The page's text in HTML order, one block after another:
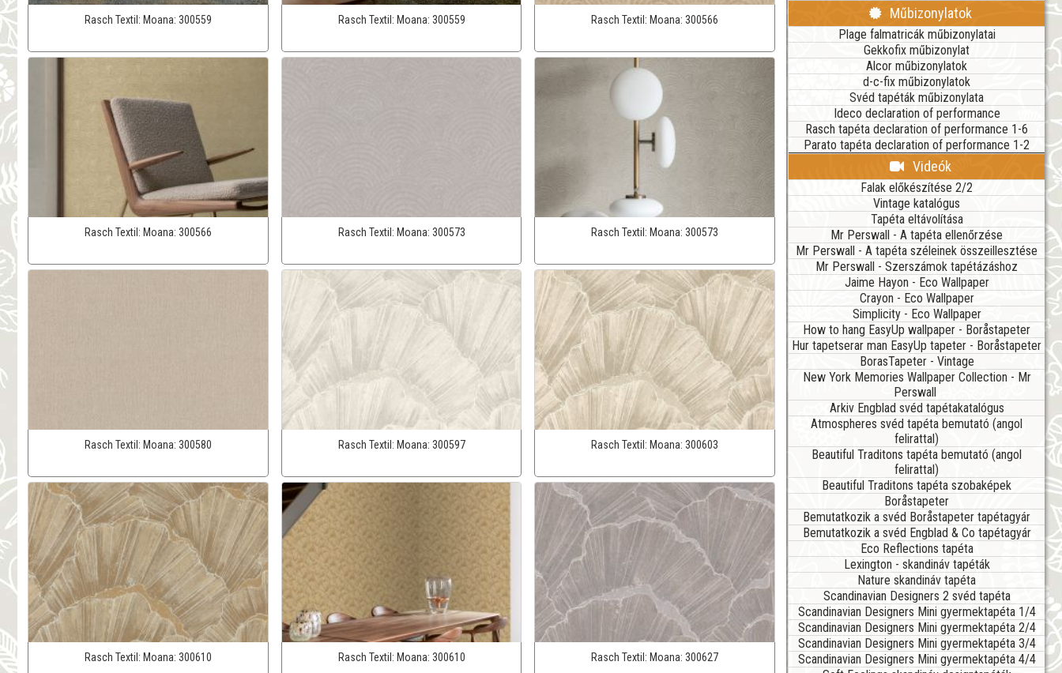
Rasch Textil: Moana: 300559 Rasch Textil: Moana: 300559 Rasch Textil: Moana:300566
Rasch Textil: Moana: 300566 Rasch Textil: Moana: 300573 Rasch Textil: Moana:300573
Rasch Textil: Moana: 300580 Rasch Textil: Moana: 300597 Rasch Textil: Moana:300603
Rasch Textil: Moana: 300610 Rasch Textil: Moana: 300610 Rasch Textil: Moana:300627
Műbizonylatok
Plage falmatricák műbizonylatai
Gekkofix műbizonylat
Alcor műbizonylatok
d-c-fix műbizonylatok
Svéd tapéták műbizonylata
Ideco declaration of performance
Rasch tapéta declaration of performance 1-6
Parato tapéta declaration of performance 1-2
Videók
Falak előkészítése 2/2
Vintage katalógus
Tapéta eltávolítása
Mr Perswall - A tapéta ellenőrzése
Mr Perswall - A tapéta széleinek összeillesztése
Mr Perswall - Szerszámok tapétázáshoz
Jaime Hayon - Eco Wallpaper
Crayon - Eco Wallpaper
Simplicity - Eco Wallpaper
How to hang EasyUp wallpaper - Boråstapeter
Hur tapetserar man EasyUp tapeter - Boråstapeter
BorasTapeter - Vintage
New York Memories Wallpaper Collection - Mr
Perswall
Arkiv Engblad svéd tapétakatalógus
Atmospheres svéd tapéta bemutató (angol
felirattal)
Beautiful Traditons tapéta bemutató (angol
felirattal)
Beautiful Traditons tapéta szobaképek
Boråstapeter
Bemutatkozik a svéd Boråstapeter tapétagyár
Bemutatkozik a svéd Engblad & Co tapétagyár
Eco Reflections tapéta
Lexington - skandináv tapéták
Nature skandináv tapéta
Scandinavian Designers 2 svéd tapéta
Scandinavian Designers Mini gyermektapéta 1/4
Scandinavian Designers Mini gyermektapéta 2/4
Scandinavian Designers Mini gyermektapéta 3/4
Scandinavian Designers Mini gyermektapéta 4/4